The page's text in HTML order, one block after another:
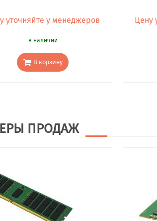
уточняйте у менеджеров
в наличии
В корзину
Цену
ПРОДАЖ